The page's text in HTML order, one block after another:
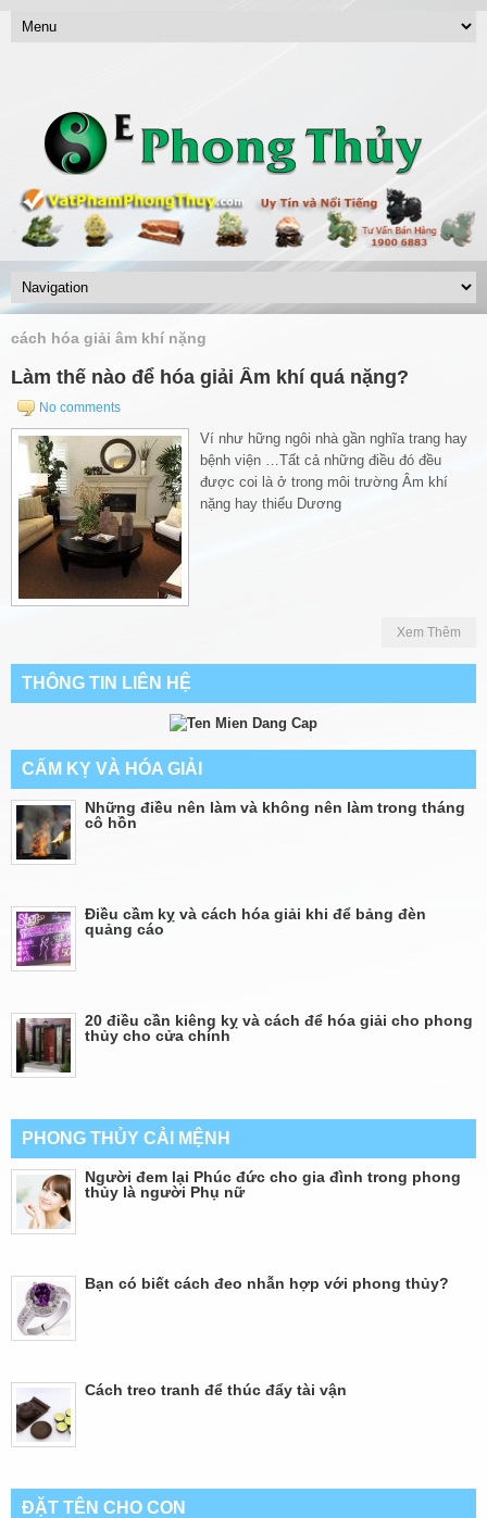
cách hóa giải âm khí nặng
Làm thế nào để hóa giải Âm khí quá nặng?
No comments
Ví như hững ngôi nhà gần nghĩa trang hay
bệnh viện …Tất cả những điều đó đều
được coi là ở trong môi trường Âm khí
nặng hay thiếu Dương
Xem Thêm
THÔNG TIN LIÊN HỆ
CẤM KỴ VÀ HÓA GIẢI
Những điều nên làm và không nên làm trong tháng
cô hồn
Điều cầm kỵ và cách hóa giải khi để bảng đèn
quảng cáo
20 điều cần kiêng kỵ và cách để hóa giải cho phong
thủy cho cửa chính
PHONG THỦY CẢI MỆNH
Người đem lại Phúc đức cho gia đình trong phong
thủy là người Phụ nữ
Bạn có biết cách đeo nhẫn hợp với phong thủy?
Cách treo tranh để thúc đẩy tài vận
ĐẶT TÊN CHO CON